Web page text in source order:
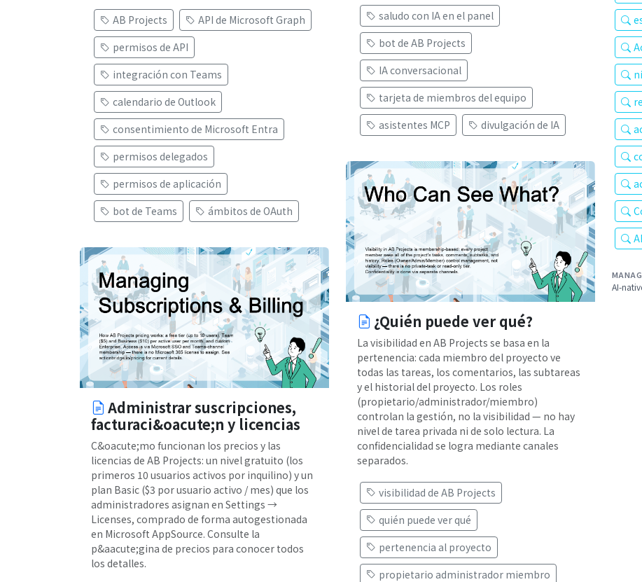
saludo con IA en el panel
bot de AB Projects
IA conversacional
tarjeta de miembros del equipo
asistentes MCP
divulgación de IA
AB Projects
API de Microsoft Graph
permisos de API
integración con Teams
calendario de Outlook
consentimiento de Microsoft Entra
permisos delegados
permisos de aplicación
bot de Teams
ámbitos de OAuth
¿Quién puede ver qué?
La visibilidad en AB Projects se basa en la
pertenencia: cada miembro del proyecto ve
todas las tareas, los comentarios, las subtareas
y el historial del proyecto. Los roles
(propietario/administrador/miembro)
controlan la gestión, no la visibilidad — no hay
nivel de tarea privada ni de solo lectura. La
confidencialidad se logra mediante canales
separados.
visibilidad de AB Projects
quién puede ver qué
pertenencia al proyecto
propietario administrador miembro
Administrar suscripciones,
facturaci&oacute;n y licencias
C&oacute;mo funcionan los precios y las
licencias de AB Projects: un nivel gratuito (los
primeros 10 usuarios activos por inquilino) y un
plan Basic ($3 por usuario activo / mes) que los
administradores asignan en Settings →
Licenses, comprado de forma autogestionada
en Microsoft AppSource. Consulte la
p&aacute;gina de precios para conocer todos
los detalles.
AI-